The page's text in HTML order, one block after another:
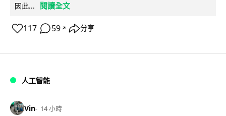
因此...
閱讀全文
117 59 ↗ 分享
人工智能
Vin 14 小時